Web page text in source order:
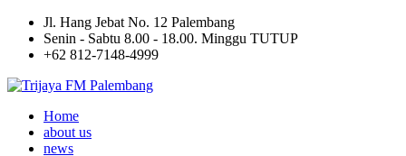
Jl. Hang Jebat No. 12 Palembang
Senin - Sabtu 8.00 - 18.00. Minggu TUTUP
+62 812-7148-4999
Home
about us
news